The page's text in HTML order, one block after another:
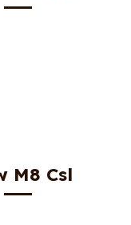
M8 Csl